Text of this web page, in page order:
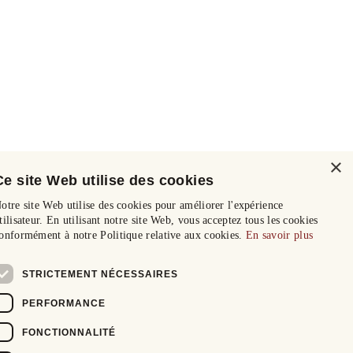
×
site Web utilise des cookies
site Web utilise des cookies pour améliorer l'expérience
En utilisant notre site Web, vous acceptez tous les cookies
à notre Politique relative aux cookies. En savoir plus
STRICTEMENT NÉCESSAIRES
PERFORMANCE
FONCTIONNALITÉ